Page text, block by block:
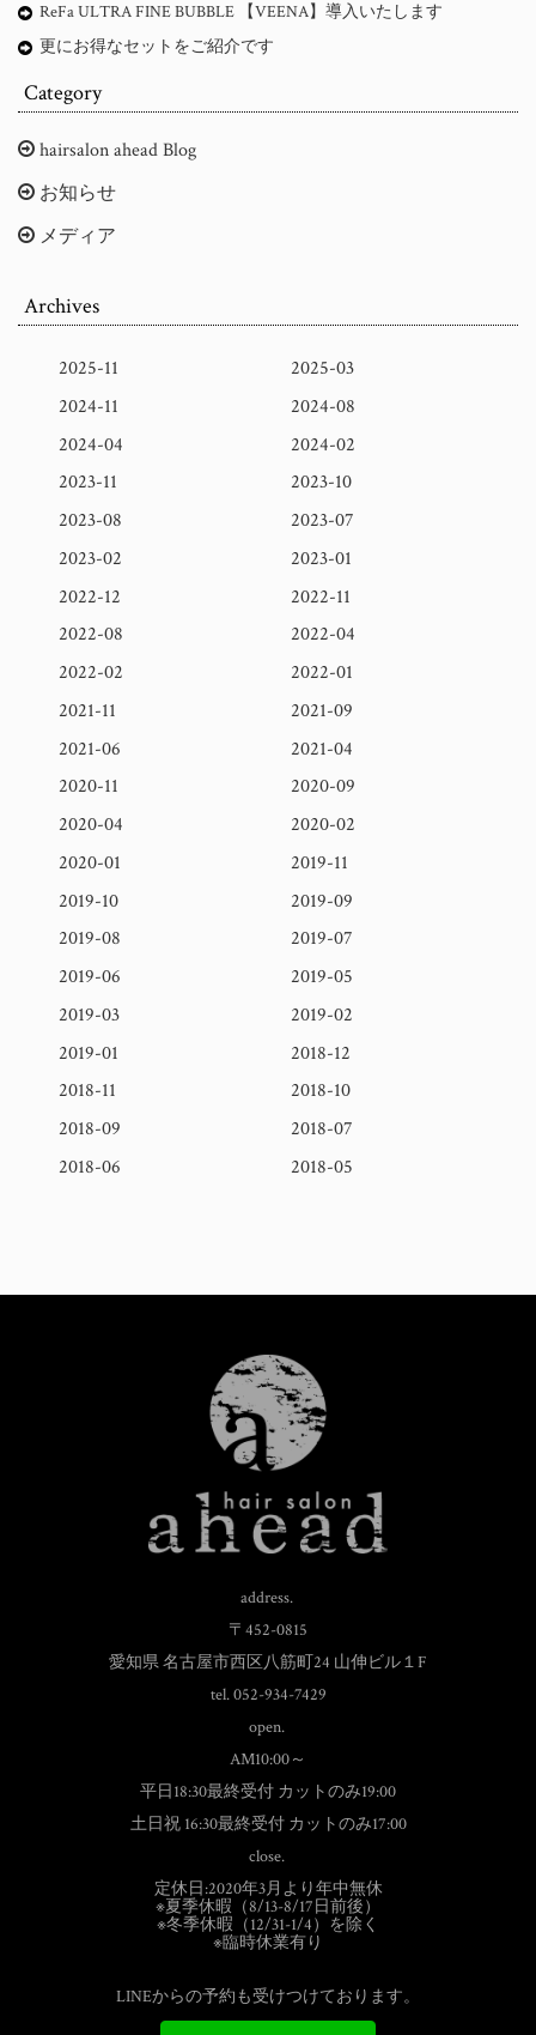
ReFa ULTRA FINE BUBBLE 【VEENA】導入いたします
更にお得なセットをご紹介です
Category
hairsalon ahead Blog
お知らせ
メディア
Archives
2025-11
2025-03
2024-11
2024-08
2024-04
2024-02
2023-11
2023-10
2023-08
2023-07
2023-02
2023-01
2022-12
2022-11
2022-08
2022-04
2022-02
2022-01
2021-11
2021-09
2021-06
2021-04
2020-11
2020-09
2020-04
2020-02
2020-01
2019-11
2019-10
2019-09
2019-08
2019-07
2019-06
2019-05
2019-03
2019-02
2019-01
2018-12
2018-11
2018-10
2018-09
2018-07
2018-06
2018-05
address.
〒452-0815
愛知県 名古屋市西区八筋町24 山伸ビル１F
tel. 052-934-7429
open.
AM10:00～
平日18:30最終受付 カットのみ19:00
土日祝 16:30最終受付 カットのみ17:00
close.
定休日:2020年3月より年中無休
※夏季休暇（8/13-8/17日前後）
※冬季休暇（12/31-1/4）を除く
※臨時休業有り
LINEからの予約も受けつけております。